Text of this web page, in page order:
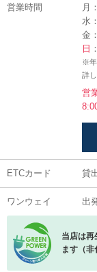
営業時間 月
水
金
日
※年
詳
営
ETCカード 貸
ワンウェイ 出
当店は再
ます（非